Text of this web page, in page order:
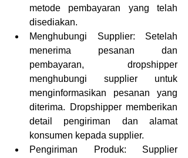
metode pembayaran yang telah
disediakan.
Menghubungi Supplier: Setelah
menerima pesanan dan
pembayaran, dropshipper
menghubungi supplier untuk
menginformasikan pesanan yang
diterima. Dropshipper memberikan
detail pengiriman dan alamat
konsumen kepada supplier.
Pengiriman Produk: Supplier